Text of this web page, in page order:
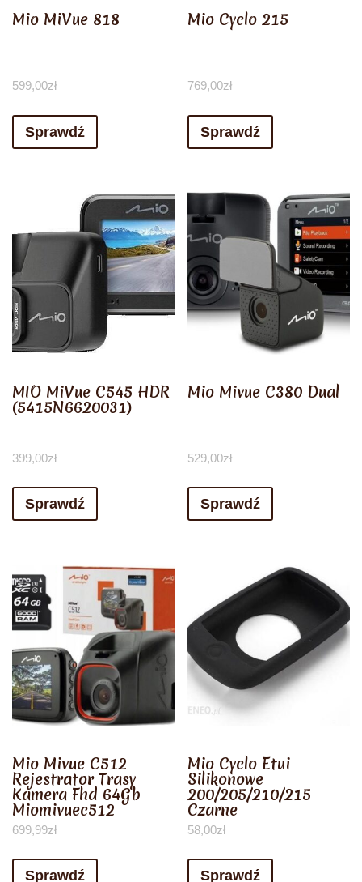
Mio MiVue 818
599,00zł
Sprawdź
Mio Cyclo 215
769,00zł
Sprawdź
MIO MiVue C545 HDR
(5415N6620031)
399,00zł
Sprawdź
Mio Mivue C380 Dual
529,00zł
Sprawdź
Mio Mivue C512
Rejestrator Trasy
Kamera Fhd 64Gb
Miomivuec512
699,99zł
Sprawdź
Mio Cyclo Etui
Silikonowe
200/205/210/215
Czarne
58,00zł
Sprawdź